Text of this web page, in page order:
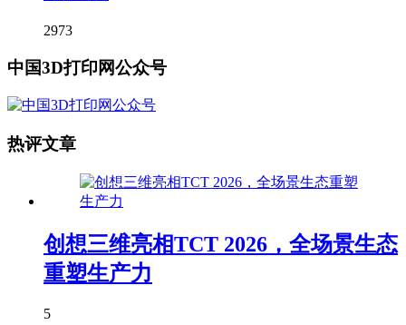
2973
中国3D打印网公众号
热评文章
创想三维亮相TCT 2026，全场景生态
重塑生产力
5